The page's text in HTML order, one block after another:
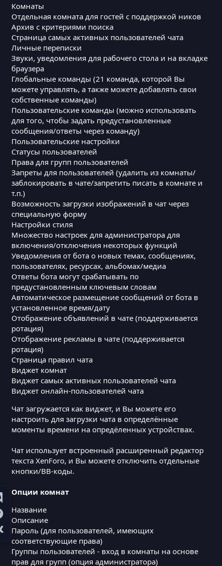
Комнаты
Отдельная комната для гостей с поддержкой ников
Архив с критериями поиска
Страница самых активных пользователей чата
Личные переписки
Звуки, уведомления для рабочего стола и на вкладке
браузера
Глобальные команды (21 команда, которой Вы
можете управлять, а также можете добавлять свои
собственные команды)
Пользовательские команды (можно использовать
для того, чтобы задать предустановленные
сообщения/ответы через команду)
Пользовательские настройки
Статусы пользователей
Права для групп пользователей
Запреты для пользователей (удалить из комнаты/
заблокировать в чате/запретить писать в комнате и
т.п.)
Возможность загрузки изображений в чат через
специальную форму
Настройки стиля
Множество настроек для администратора для
включения/отключения некоторых функций
Уведомления от бота о новых темах, сообщениях,
пользователях, ресурсах, альбомах/медиа
Ответы бота могут срабатывать по
предустановленным ключевым словам
Автоматическое размещение сообщений от бота в
установленное время/дату
Отображение объявлений в чате (поддерживается
ротация)
Отображение рекламы в чате (поддерживается
ротация)
Страница правил чата
Виджет комнат
Виджет самых активных пользователей чата
Виджет онлайн-пользователей чата
Чат загружается как виджет, и Вы можете его
настроить для загрузки чата в определённые
моменты времени на опредёленных устройствах.
Чат использует встроенный расширенный редактор
текста XenForo, и Вы можете отключить отдельные
кнопки/BB-коды.
Опции комнат
Название
Описание
Пароль (для пользователей, имеющих
соответствующие права)
Группы пользователей - вход в комнаты на основе
прав для групп (опция администратора)